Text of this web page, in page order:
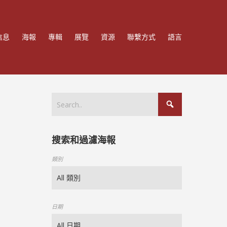
息 海報 專輯 展覽 資源 聯繫方式 語言
搜索和過濾海報
類別
日期